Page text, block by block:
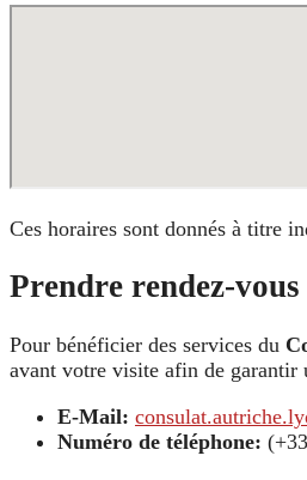
Ces horaires sont donnés à titre
Prendre rendez-
Pour bénéficier des services du
avant votre visite afin de garantir
E-Mail:
Numéro de téléphone: